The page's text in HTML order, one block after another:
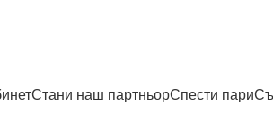
Стани наш партньорСпести пари